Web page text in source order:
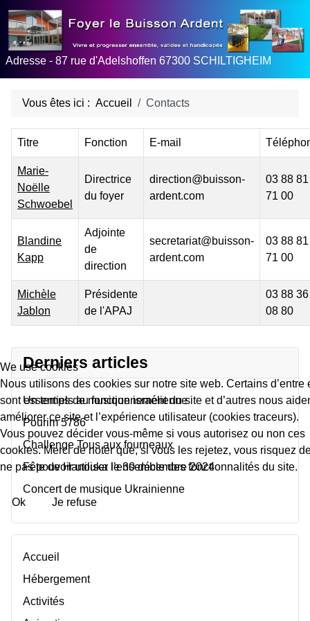
Adresse - 87 rue d'Adelshoffen 67300 SCHILTIGHEIM
Accueil
Hébergement
Activités
Vous êtes ici : Accueil Contacts
Titre Fonction E-mail
Marie-
Noëlle
Schwoebel
Directrice
du foyer
direction@buisson-
ardent.com
03 88 81
71 00
Blandine
Kapp
Adjointe
de
direction
secretariat@buisson-
ardent.com
03 88 81
71 00
Michèle
Jablon
Présidente
de l'APAJ
03 88 36
08 80
Derniers articles
Un temps de musique israélienne
Pourim 5786
Challenge Tous aux fourneaux
Fête de Hanouka le 30 décembre 2024
Concert de musique Ukrainienne
We use cookies
Nous utilisons des cookies sur notre site web. Certains d’entre
sont essentiels au fonctionnement du site et d’autres nous
améliorer ce site et l’expérience utilisateur (cookies traceurs).
Vous pouvez décider vous-même si vous autorisez ou non ces
cookies. Merci de noter que, si vous les rejetez, vous risquez
ne pas pouvoir utiliser l’ensemble des fonctionnalités du site.
Ok Je refuse